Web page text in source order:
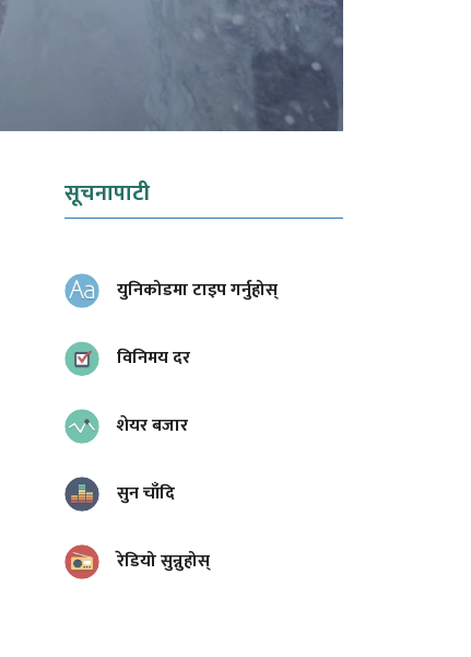
सूचनापाटी
युनिकोडमा टाइप गर्नुहोस्
विनिमय दर
शेयर बजार
सुन चाँदि
रेडियो सुन्नुहोस्